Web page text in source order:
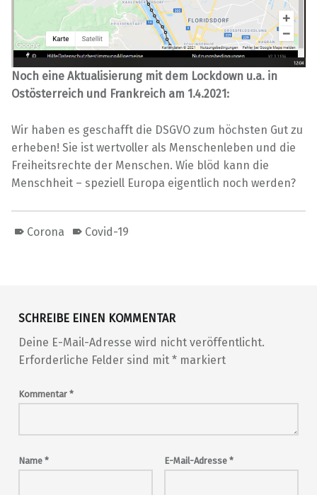
Noch eine Aktualisierung mit dem Lockdown u.a. in
Ostösterreich und Frankreich am 1.4.2021:
Wir haben es geschafft die DSGVO zum höchsten Gut zu
erheben! Sie ist wertvoller als Menschenleben und die
Freiheitsrechte der Menschen. Wie blöd kann die
Menschheit – speziell Europa eigentlich noch werden?
Corona Covid-19
SCHREIBE EINEN KOMMENTAR
Deine E-Mail-Adresse wird nicht veröffentlicht.
Erforderliche Felder sind mit *markiert
Kommentar *
Name * E-Mail-Adresse *